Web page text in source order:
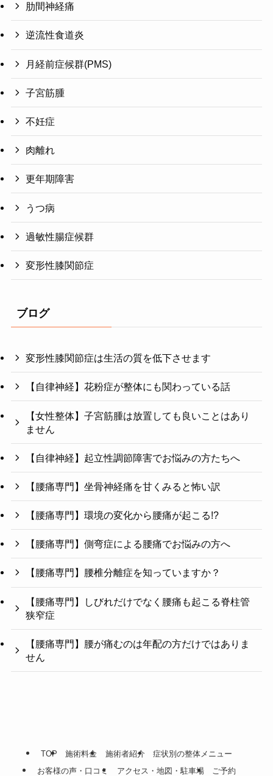
肋間神経痛
逆流性食道炎
月経前症候群(PMS)
子宮筋腫
不妊症
肉離れ
更年期障害
うつ病
過敏性腸症候群
変形性膝関節症
ブログ
変形性膝関節症は生活の質を低下させます
【自律神経】花粉症が整体にも関わっている話
【女性整体】子宮筋腫は放置しても良いことはあり
ません
【自律神経】起立性調節障害でお悩みの方たちへ
【腰痛専門】坐骨神経痛を甘くみると怖い訳
【腰痛専門】環境の変化から腰痛が起こる!?
【腰痛専門】側弯症による腰痛でお悩みの方へ
【腰痛専門】腰椎分離症を知っていますか？
【腰痛専門】しびれだけでなく腰痛も起こる脊柱管
狭窄症
【腰痛専門】腰が痛むのは年配の方だけではありま
せん
TOP 施術料金 施術者紹介
症状別の整体メニュー
お客様の声・口コミ
アクセス・地図・駐車場 ご予約